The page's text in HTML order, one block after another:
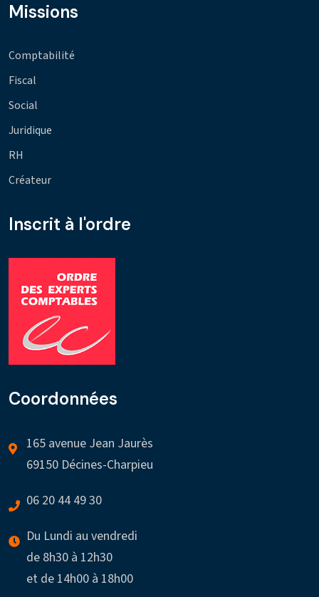
Missions
Comptabilité
Fiscal
Social
Juridique
RH
Créateur
Inscrit à l'ordre
Coordonnées
165 avenue Jean Jaurès
69150 Décines-Charpieu
06 20 44 49 30
Du Lundi au vendredi
de 8h30 à 12h30
et de 14h00 à 18h00